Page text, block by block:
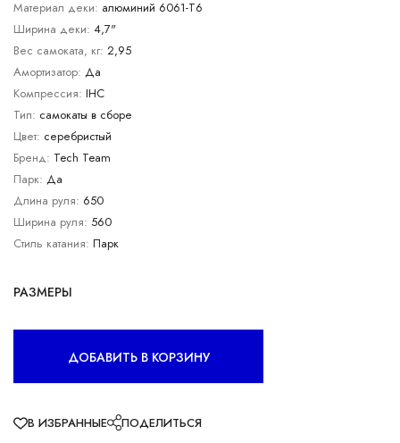
Материал деки: алюминий 6061-Т6
Ширина деки: 4,7"
Вес самоката, кг: 2,95
Амортизатор: Да
Компрессия: IHC
Тип: самокаты в сборе
Цвет: серебристый
Бренд: Tech Team
Парк: Да
Длина руля: 650
Ширина руля: 560
Стиль катания: Парк
РАЗМЕРЫ
ДОБАВИТЬ В КОРЗИНУ
В ИЗБРАННЫЕ ПОДЕЛИТЬСЯ